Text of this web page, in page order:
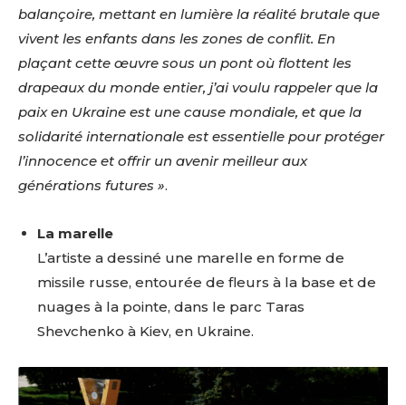
Adresse email*
Nom
Prénom
J'accepte lestermes et conditions
Adresse email*
Prénom
Statut / Organisation
balançoire, mettant en lumière la réalité brutale que
vivent les enfants dans les zones de conflit. En
plaçant cette œuvre sous un pont où flottent les
drapeaux du monde entier, j’ai voulu rappeler que la
paix en Ukraine est une cause mondiale, et que la
solidarité internationale est essentielle pour protéger
l’innocence et offrir un avenir meilleur aux
générations futures ».
La marelle
L’artiste a dessiné une marelle en forme de
missile russe, entourée de fleurs à la base et de
nuages à la pointe, dans le parc Taras
Shevchenko à Kiev, en Ukraine.